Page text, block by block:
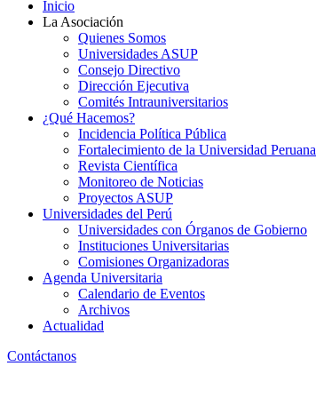
Inicio
La Asociación
Quienes Somos
Universidades ASUP
Consejo Directivo
Dirección Ejecutiva
Comités Intrauniversitarios
¿Qué Hacemos?
Incidencia Política Pública
Fortalecimiento de la Universidad Peruana
Revista Científica
Monitoreo de Noticias
Proyectos ASUP
Universidades del Perú
Universidades con Órganos de Gobierno
Instituciones Universitarias
Comisiones Organizadoras
Agenda Universitaria
Calendario de Eventos
Archivos
Actualidad
Contáctanos